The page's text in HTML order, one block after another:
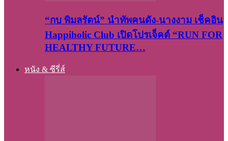
“กบ พิมลรัตน์” นำทัพคนดัง-นางงาม เช็คอิน
Happiholic Club เปิดโปรเจ็คต์ “RUN FOR
HEALTHY FUTURE…
หนัง & ซีรี่ส์